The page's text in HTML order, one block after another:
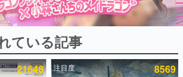
一覧
入り記事
数が数千以上！ ページビュー数万以上！ などな
の人々に読まれた、電ファミ渾身の“殿堂入り”記
めました。
ている記事
21648 注目度 8569